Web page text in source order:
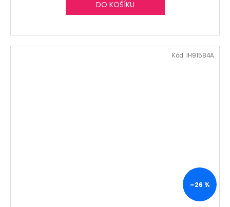
DO KOŠÍKU
–26 %
Kód: IH91584A